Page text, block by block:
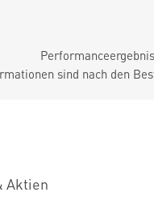
sind nach den
Aktien